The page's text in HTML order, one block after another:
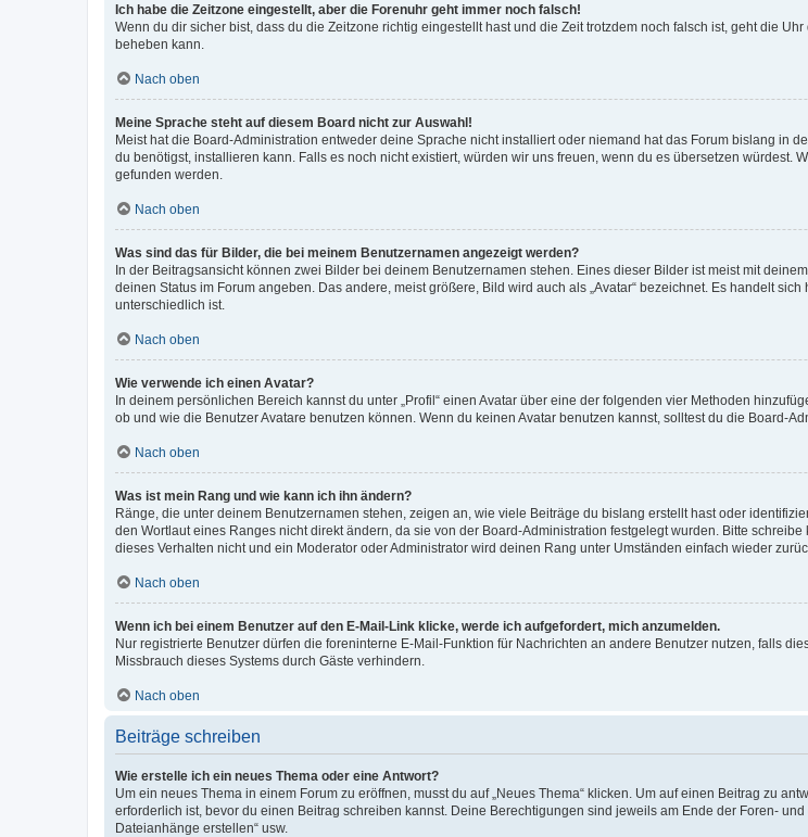
Ich habe die Zeitzone eingestellt, aber die Forenuhr geht immer noch falsch!
Wenn du dir sicher bist, dass du die Zeitzone richtig eingestellt hast und die Zeit trotzdem noch falsch ist, geht die
beheben kann.
Nach oben
Meine Sprache steht auf diesem Board nicht zur Auswahl!
Meist hat die Board-Administration entweder deine Sprache nicht installiert oder niemand hat das Forum bislang in
du benötigst, installieren kann. Falls es noch nicht existiert, würden wir uns freuen, wenn du es übersetzen würdest.
gefunden werden.
Nach oben
Was sind das für Bilder, die bei meinem Benutzernamen angezeigt werden?
In der Beitragsansicht können zwei Bilder bei deinem Benutzernamen stehen. Eines dieser Bilder ist meist mit
deinen Status im Forum angeben. Das andere, meist größere, Bild wird auch als „Avatar“ bezeichnet. Es handelt
unterschiedlich ist.
Nach oben
Wie verwende ich einen Avatar?
In deinem persönlichen Bereich kannst du unter „Profil“ einen Avatar über eine der folgenden vier Methoden
ob und wie die Benutzer Avatare benutzen können. Wenn du keinen Avatar benutzen kannst, solltest du die Board-
Nach oben
Was ist mein Rang und wie kann ich ihn ändern?
Ränge, die unter deinem Benutzernamen stehen, zeigen an, wie viele Beiträge du bislang erstellt hast oder
den Wortlaut eines Ranges nicht direkt ändern, da sie von der Board-Administration festgelegt wurden. Bitte
dieses Verhalten nicht und ein Moderator oder Administrator wird deinen Rang unter Umständen einfach wieder
Nach oben
Wenn ich bei einem Benutzer auf den E-Mail-Link klicke, werde ich aufgefordert, mich anzumelden.
Nur registrierte Benutzer dürfen die foreninterne E-Mail-Funktion für Nachrichten an andere Benutzer nutzen, falls
Missbrauch dieses Systems durch Gäste verhindern.
Nach oben
Beiträge schreiben
Wie erstelle ich ein neues Thema oder eine Antwort?
Um ein neues Thema in einem Forum zu eröffnen, musst du auf „Neues Thema“ klicken. Um auf einen Beitrag zu
erforderlich ist, bevor du einen Beitrag schreiben kannst. Deine Berechtigungen sind jeweils am Ende der Foren-
Dateianhänge erstellen“ usw.